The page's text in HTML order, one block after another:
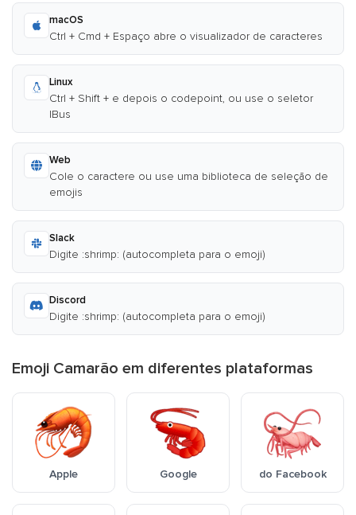
macOS
Ctrl + Cmd + Espaço abre o visualizador de caracteres
Linux
Ctrl + Shift + e depois o codepoint, ou use o seletor
IBus
Web
Cole o caractere ou use uma biblioteca de seleção de
emojis
Slack
Digite :shrimp: (autocompleta para o emoji)
Discord
Digite :shrimp: (autocompleta para o emoji)
Emoji Camarão em diferentes plataformas
Apple Google do Facebook